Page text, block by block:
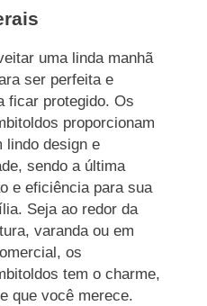
uma linda manhã
ser perfeita e
ficar protegido. Os
proporcionam
lindo design e
sendo a última
e eficiência para sua
Seja ao redor da
varanda ou em
os
tem o charme,
que você merece.